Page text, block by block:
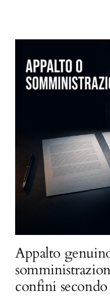
Appalto
confini secondo